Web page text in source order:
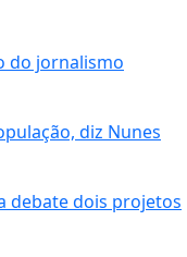
do jornalismo
diz Nunes
debate dois projetos